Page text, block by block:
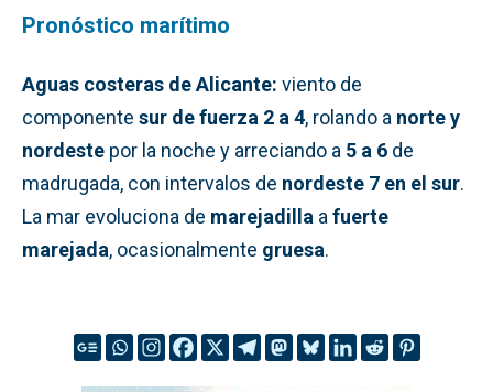
Pronóstico marítimo
Aguas costeras de Alicante: viento de
componente sur de fuerza 2 a 4, rolando a norte y
nordeste por la noche y arreciando a 5 a 6 de
madrugada, con intervalos de nordeste 7 en el sur.
La mar evoluciona de marejadilla a fuerte
marejada, ocasionalmente gruesa.